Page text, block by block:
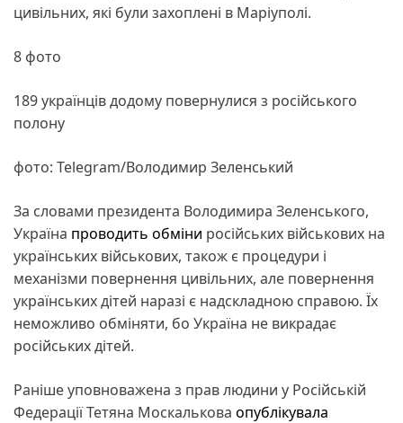
цивільних, які були захоплені в Маріуполі.
8 фото
189 українців додому повернулися з російського
полону
фото: Telegram/Володимир Зеленський
За словами президента Володимира Зеленського,
Україна проводить обміни російських військових на
українських військових, також є процедури і
механізми повернення цивільних, але повернення
українських дітей наразі є надскладною справою. Їх
неможливо обміняти, бо Україна не викрадає
російських дітей.
Раніше уповноважена з прав людини у Російській
Федерації Тетяна Москалькова опублікувала